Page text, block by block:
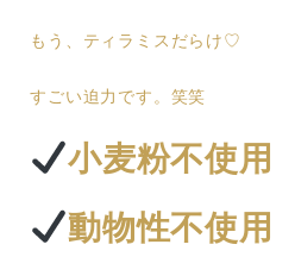
もう、ティラミスだらけ♡
すごい迫力です。笑笑
小麦粉不使用
動物性不使用